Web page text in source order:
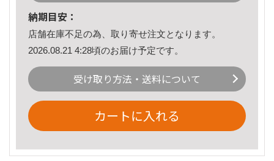
納期目安：
店舗在庫不足の為、取り寄せ注文となります。
2026.08.21 4:28頃のお届け予定です。
受け取り方法・送料について
カートに入れる